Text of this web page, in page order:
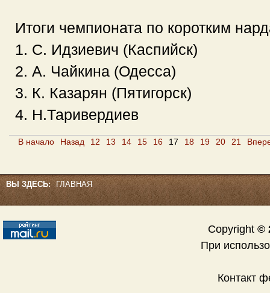
Итоги чемпионата по коротким
1. C. Идзиевич (Каспийск)
2. А. Чайкина (Одесса)
3. К. Казарян (Пятигорск)
4. Н.Таривердиев
В начало Назад 12 13 14 15 16 17 18 19 20 21
ВЫ ЗДЕСЬ: ГЛАВНАЯ
Copyright ©
При
Контакт